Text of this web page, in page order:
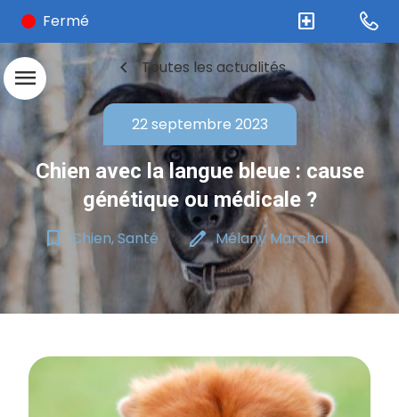
Fermé local_hospital
menu chevron_left Toutes les actualités
22 septembre 2023
Chien avec la langue bleue : cause
génétique ou médicale ?
bookmark_border
Chien, Santé edit Mélany Marchal